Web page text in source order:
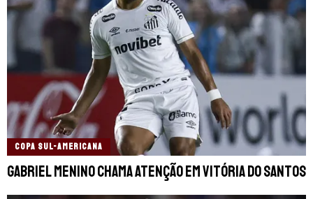
COPA SUL-AMERICANA
Gabriel Menino chama atenção em vitória do Santos